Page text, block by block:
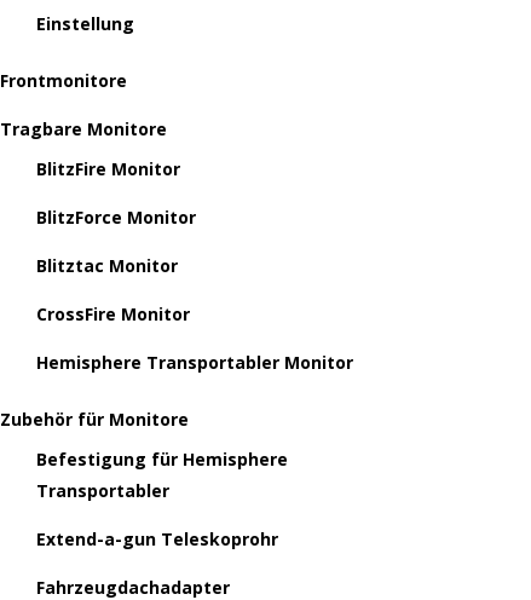
Einstellung
Frontmonitore
Tragbare Monitore
BlitzFire Monitor
BlitzForce Monitor
Blitztac Monitor
CrossFire Monitor
Hemisphere Transportabler Monitor
Zubehör für Monitore
Befestigung für Hemisphere
Transportabler
Extend-a-gun Teleskoprohr
Fahrzeugdachadapter